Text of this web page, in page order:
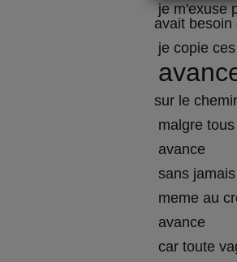
je m'exuse
avait besoin
je copie
sur le
malgre
avance
sans
meme au
avance
car toute